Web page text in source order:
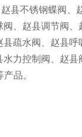
县不锈钢蝶阀、
、赵县调节阀
疏水阀、赵县呼
力控制阀、赵
品。